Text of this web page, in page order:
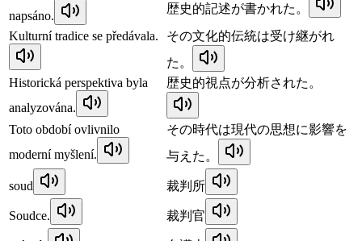
napsáno.
歴史的記述が書かれた。
Kulturní tradice se předávala.
その文化的伝統は受け継がれ
た。
Historická perspektiva byla
analyzována.
歴史的視点が分析された。
Toto období ovlivnilo
moderní myšlení.
その時代は現代の思想に影響を
与えた。
soud 裁判所
Soudce. 裁判官